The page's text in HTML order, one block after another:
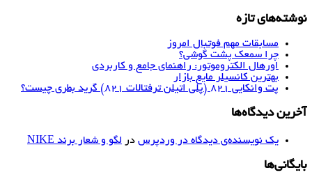
نوشته‌های تازه
مسابقات مهم فوتبال امروز
چرا سمعک پشت گوشی؟
اورهال الکتروموتور: راهنمای جامع و کاربردی
بهترین کانسیلر مایع بازار
پت وانکایی ۸۲۱ (پلی اتیلن ترفتالات ۸۲۱) گرید بطری چیست؟
آخرین دیدگاه‌ها
یک نویسنده‌ی دیدگاه در وردپرس در لگو و شعار برند NIKE
بایگانی‌ها